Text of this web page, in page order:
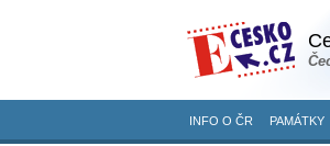
INFO O ČR PAMÁTKY